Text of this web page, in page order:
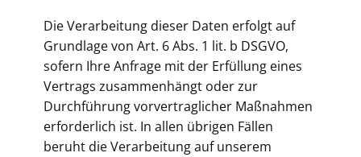
Die Verarbeitung dieser Daten erfolgt auf
Grundlage von Art. 6 Abs. 1 lit. b DSGVO,
sofern Ihre Anfrage mit der Erfüllung eines
Vertrags zusammenhängt oder zur
Durchführung vorvertraglicher Maßnahmen
erforderlich ist. In allen übrigen Fällen
beruht die Verarbeitung auf unserem